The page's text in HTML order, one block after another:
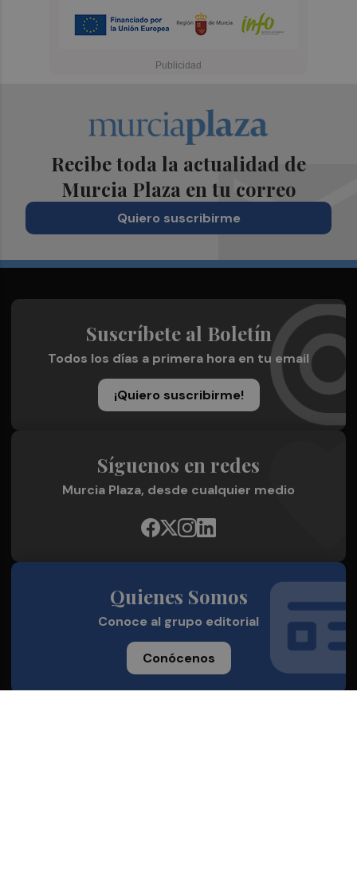
Recibe toda la actualidad de
Murcia Plaza en tu correo
Quiero suscribirme
Suscríbete al Boletín
Todos los días a primera hora en tu email
¡Quiero suscribirme!
Síguenos en redes
Murcia Plaza, desde cualquier medio
Quienes Somos
Conoce al grupo editorial
Conócenos